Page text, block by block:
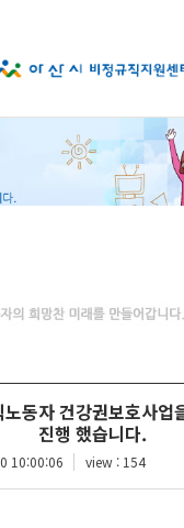
동자 건강권보호사업
진행 했습니다.
10:00:06 view : 154